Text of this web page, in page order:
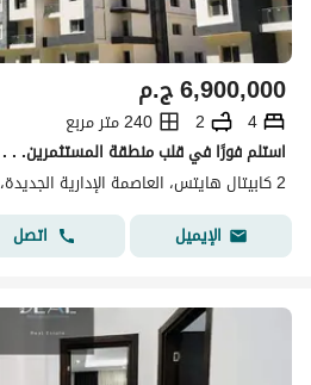
ج.م6,900,000
4
2
240 متر مربع
2 كابيتال هايتس، العاصمة الإدارية الجديدة، القاهرة
الإيميل
اتصل